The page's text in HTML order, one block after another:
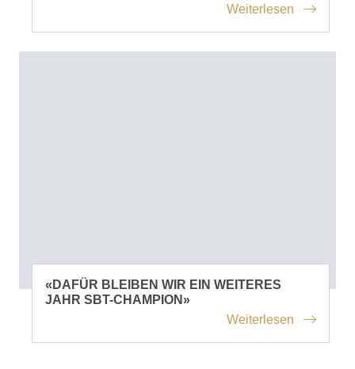
Weiterlesen
«DAFÜR BLEIBEN WIR EIN WEITERES
JAHR SBT-CHAMPION»
Weiterlesen